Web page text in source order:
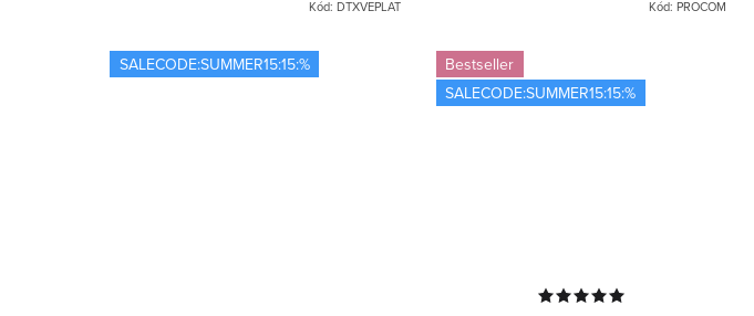
Kód: DTXVEPLAT Kód: PROCOM
SALECODE:SUMMER15:15:%
Bestseller
SALECODE:SUMMER15:15:%